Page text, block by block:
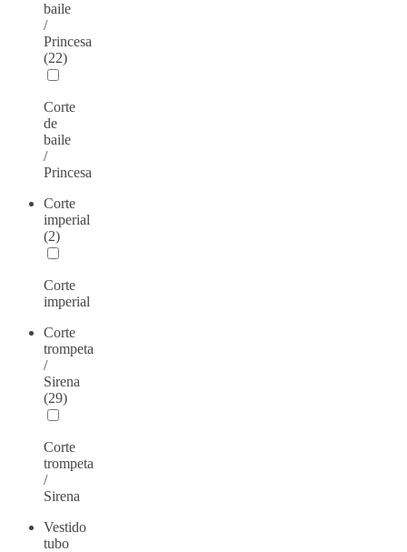
baile
/
Princesa
(22)
Corte
de
baile
/
Princesa
Corte
imperial
(2)
Corte
imperial
Corte
trompeta
/
Sirena
(29)
Corte
trompeta
/
Sirena
Vestido
tubo